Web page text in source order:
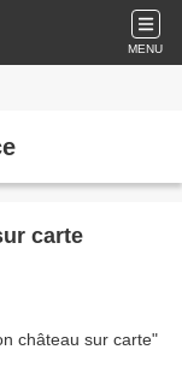
MENU
carte